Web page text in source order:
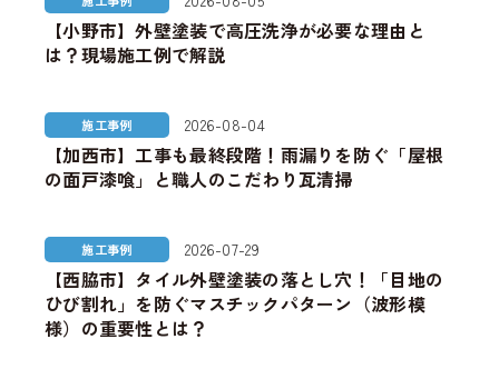
【小野市】外壁塗装で高圧洗浄が必要な理由と
は？現場施工例で解説
施工事例 2026-08-04
【加西市】工事も最終段階！雨漏りを防ぐ「屋根
の面戸漆喰」と職人のこだわり瓦清掃
施工事例 2026-07-29
【西脇市】タイル外壁塗装の落とし穴！「目地の
ひび割れ」を防ぐマスチックパターン（波形模
様）の重要性とは？